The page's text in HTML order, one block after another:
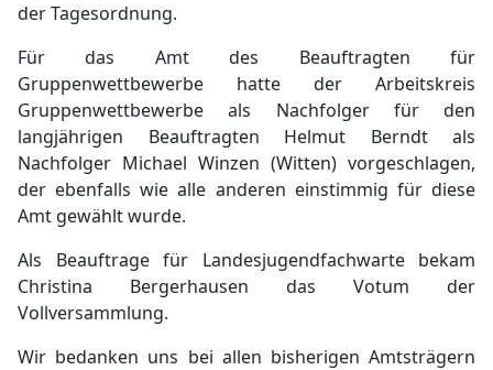
der Tagesordnung.
Für das Amt des Beauftragten für
Gruppenwettbewerbe hatte der Arbeitskreis
Gruppenwettbewerbe als Nachfolger für den
langjährigen Beauftragten Helmut Berndt als
Nachfolger Michael Winzen (Witten) vorgeschlagen,
der ebenfalls wie alle anderen einstimmig für diese
Amt gewählt wurde.
Als Beauftrage für Landesjugendfachwarte bekam
Christina Bergerhausen das Votum der
Vollversammlung.
Wir bedanken uns bei allen bisherigen Amtsträgern